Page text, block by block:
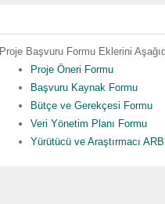
Proje Başvuru Formu Eklerini
Proje Öneri Formu
Başvuru Kaynak Formu
Bütçe ve Gerekçesi Formu
Veri Yönetim Planı Formu
Yürütücü ve Araştırmacı